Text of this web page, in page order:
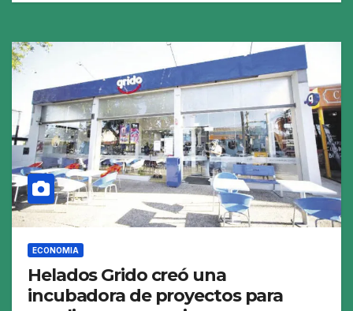
ECONOMIA
Helados Grido creó una
incubadora de proyectos para